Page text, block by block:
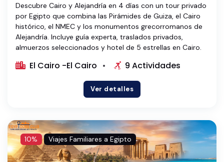
Descubre Cairo y Alejandría en 4 días con un tour privado
por Egipto que combina las Pirámides de Guiza, el Cairo
histórico, el NMEC y los monumentos grecorromanos de
Alejandría. Incluye guía experta, traslados privados,
almuerzos seleccionados y hotel de 5 estrellas en Cairo.
El Cairo -El Cairo 9 Actividades
Ver detalles
10% Viajes Familiares a Egipto